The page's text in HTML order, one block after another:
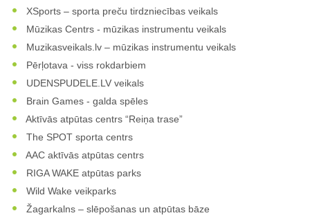
XSports – sporta preču tirdzniecības veikals
Mūzikas Centrs - mūzikas instrumentu veikals
Muzikasveikals.lv – mūzikas instrumentu veikals
Pērļotava - viss rokdarbiem
UDENSPUDELE.LV veikals
Brain Games - galda spēles
Aktīvās atpūtas centrs “Reiņa trase”
The SPOT sporta centrs
AAC aktīvās atpūtas centrs
RIGA WAKE atpūtas parks
Wild Wake veikparks
Žagarkalns – slēpošanas un atpūtas bāze